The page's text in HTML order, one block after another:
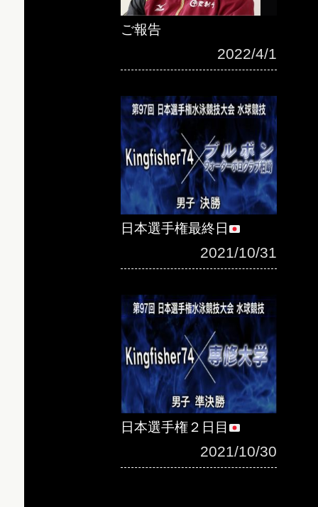
ご報告
2022/4/1
日本選手権最終日
2021/10/31
日本選手権２日目
2021/10/30